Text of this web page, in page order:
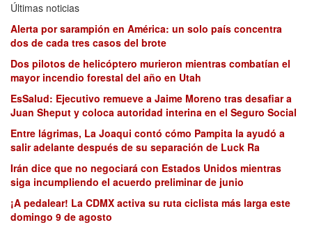
Últimas noticias
Alerta por sarampión en América: un solo país concentra
dos de cada tres casos del brote
Dos pilotos de helicóptero murieron mientras combatían el
mayor incendio forestal del año en Utah
EsSalud: Ejecutivo remueve a Jaime Moreno tras desafiar a
Juan Sheput y coloca autoridad interina en el Seguro Social
Entre lágrimas, La Joaqui contó cómo Pampita la ayudó a
salir adelante después de su separación de Luck Ra
Irán dice que no negociará con Estados Unidos mientras
siga incumpliendo el acuerdo preliminar de junio
¡A pedalear! La CDMX activa su ruta ciclista más larga este
domingo 9 de agosto